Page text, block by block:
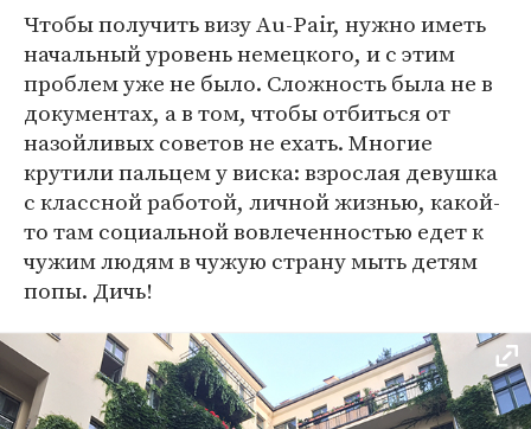
Чтобы получить визу Au-Pair, нужно иметь
начальный уровень немецкого, и с этим
проблем уже не было. Сложность была не в
документах, а в том, чтобы отбиться от
назойливых советов не ехать. Многие
крутили пальцем у виска: взрослая девушка
с классной работой, личной жизнью, какой-
то там социальной вовлеченностью едет к
чужим людям в чужую страну мыть детям
попы. Дичь!